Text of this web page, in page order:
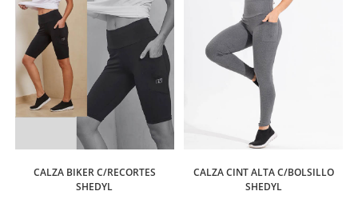
CALZA BIKER C/RECORTES
SHEDYL
CALZA CINT ALTA C/BOLSILLO
SHEDYL